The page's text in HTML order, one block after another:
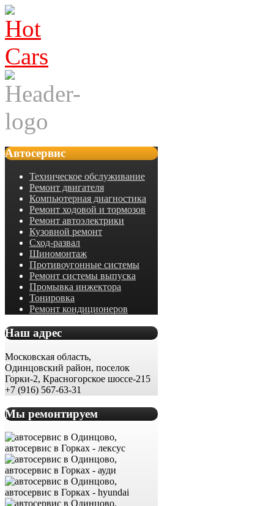
Автосервис
Техническое обслуживание
Ремонт двигателя
Компьютерная диагностика
Ремонт ходовой и тормозов
Ремонт автоэлектрики
Кузовной ремонт
Сход-развал
Шиномонтаж
Противоугонные системы
Ремонт системы выпуска
Промывка инжектора
Тонировка
Ремонт кондиционеров
Наш адрес
Московская область,
Одинцовский район, поселок
Горки-2, Красногорское шоссе-215
+7 (916) 567-63-31
Мы ремонтируем